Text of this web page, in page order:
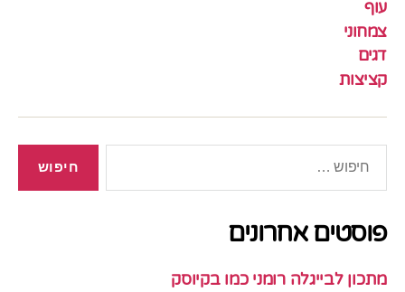
עוף
צמחוני
דגים
קציצות
פוסטים אחרונים
מתכון לבייגלה רומני כמו בקיוסק